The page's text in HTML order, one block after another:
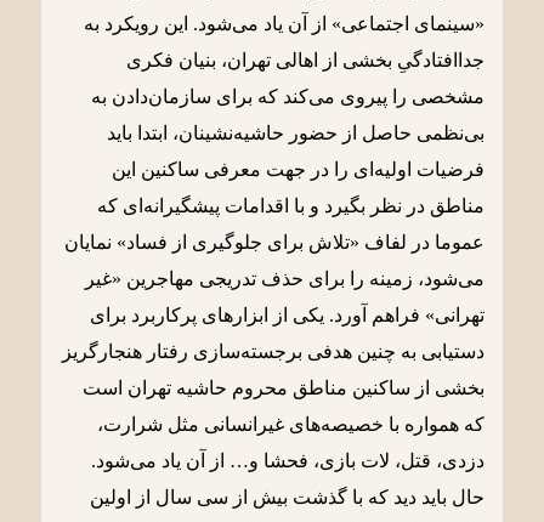
«سینمای اجتماعی» از آن یاد می‌شود. این رویکرد به
جدا‌افتادگیِ بخشی از اهالی تهران، بنیان فکری
مشخصی را پیروی می‌کند که برای سازمان‌دادن به
بی‌نظمی حاصل از حضور حاشیه‌نشینان، ابتدا باید
فرضیات اولیه‌ای را در جهت معرفی ساکنین این
مناطق در نظر بگیرد و با اقدامات پیشگیرانه‌ای که
عموما در لفاف «تلاش برای جلوگیری از فساد» نمایان
می‌شود، زمینه را برای حذف تدریجی مهاجرین «غیر
تهرانی» فراهم آورد. یکی از ابزارهای پرکاربرد برای
دستیابی به چنین هدفی برجسته‌سازی رفتار هنجارگریز
بخشی از ساکنین مناطق محروم حاشیه تهران است
که همواره با خصیصه‌های غیرانسانی مثل شرارت،
دزدی، قتل، لات بازی، فحشا و… از آن یاد می‌شود.
حال باید دید که با گذشت بیش از سی سال از اولین